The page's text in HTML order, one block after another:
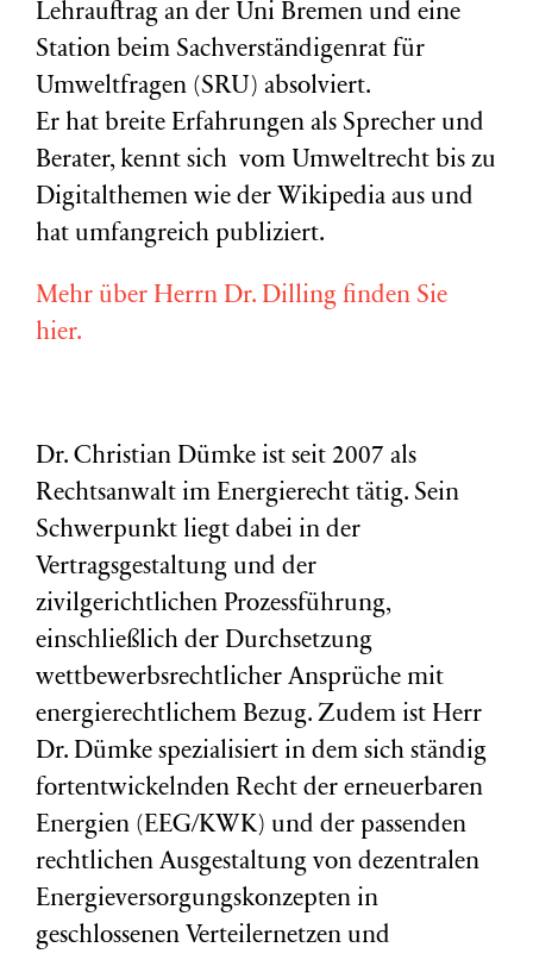
Lehrauftrag an der Uni Bremen und eine
Station beim Sachverständigenrat für
Umweltfragen (SRU ) absolviert.
Er hat breite Erfahrungen als Sprecher und
Berater, kennt sich vom Umweltrecht bis zu
Digitalthemen wie der Wikipedia aus und
hat umfangreich publiziert.
Mehr über Herrn Dr. Dilling finden Sie
hier.
Dr. Christian Dümke ist seit 2007 als
Rechtsanwalt im Energierecht tätig. Sein
Schwerpunkt liegt dabei in der
Vertragsgestaltung und der
zivilgerichtlichen Prozessführung,
einschließlich der Durchsetzung
wettbewerbsrechtlicher Ansprüche mit
energierechtlichem Bezug. Zudem ist Herr
Dr. Dümke spezialisiert in dem sich ständig
fortentwickelnden Recht der erneuerbaren
Energien (EEG/KWK) und der passenden
rechtlichen Ausgestaltung von dezentralen
Energieversorgungskonzepten in
geschlossenen Verteilernetzen und